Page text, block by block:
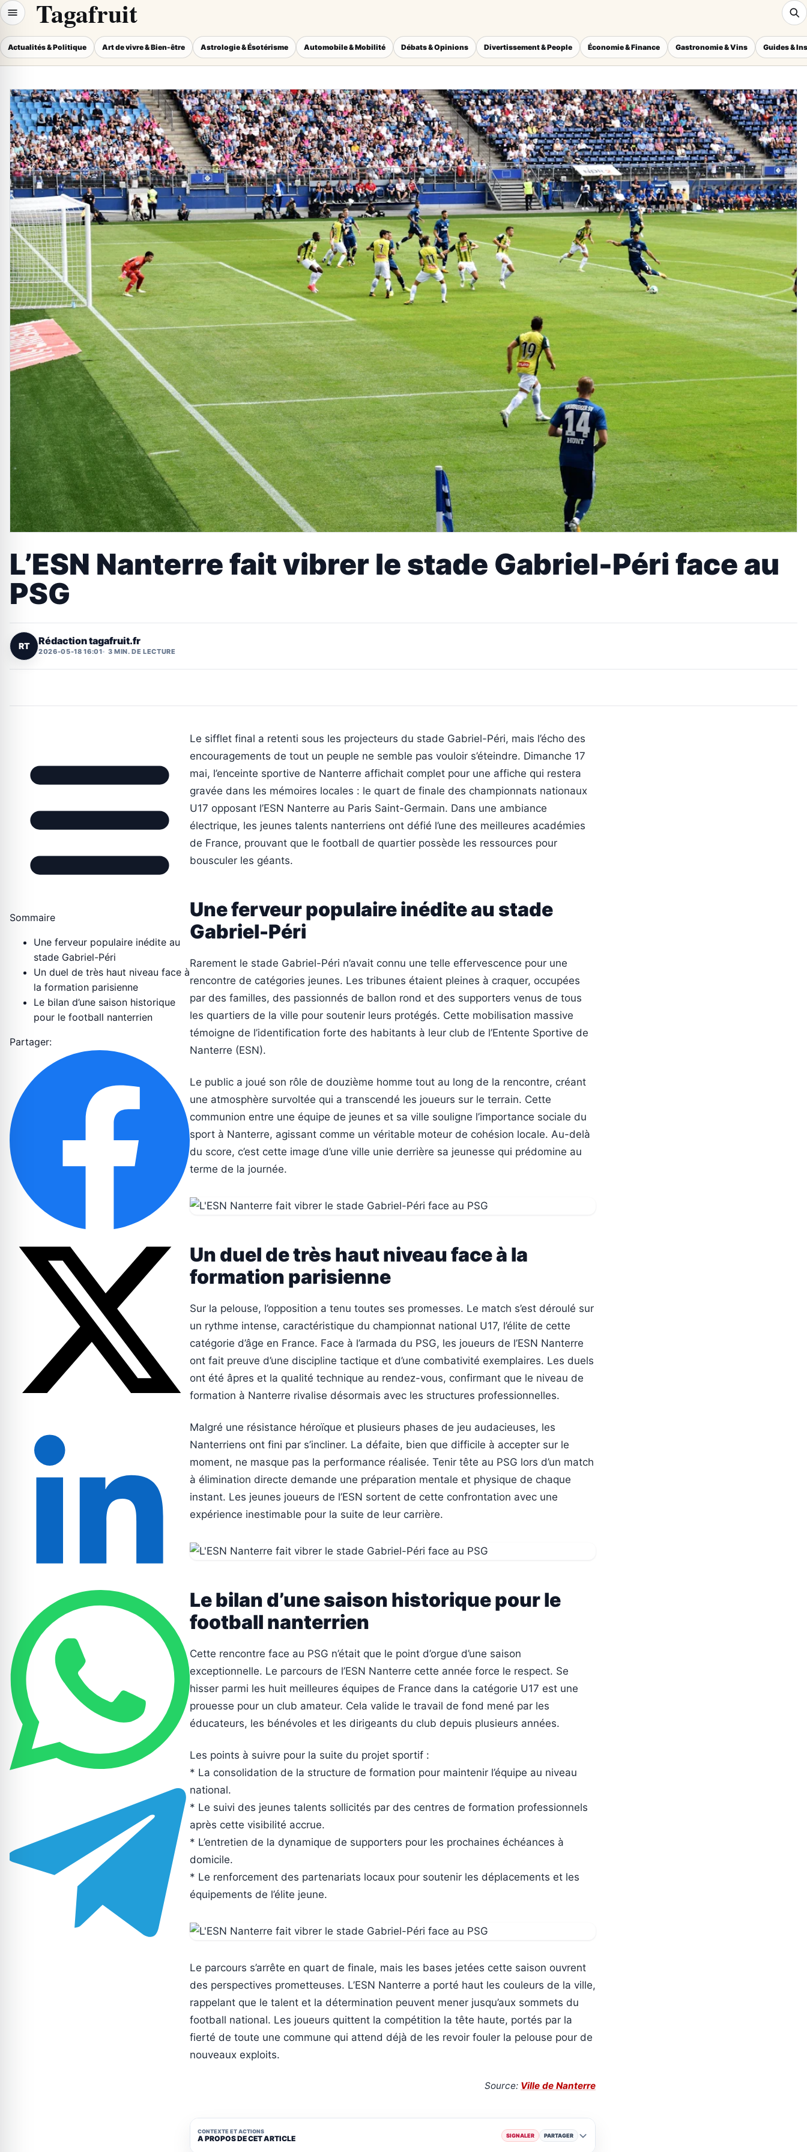
Tagafruit
Actualités & Politique Art de vivre & Bien-être Astrologie & Ésotérisme Automobile & Mobilité Débats & Opinions Divertissement & People Économie & Finance Gastronomie & Vins Guides &
L’ESN Nanterre fait vibrer le stade Gabriel-Péri face au
PSG
RT Rédaction tagafruit.fr
2026-05-18 16:01 3 MIN. DE LECTURE
Sommaire
Une ferveur populaire inédite au
stade Gabriel-Péri
Un duel de très haut niveau face à
la formation parisienne
Le bilan d’une saison historique
pour le football nanterrien
Partager:
Le sifflet final a retenti sous les projecteurs du stade Gabriel-Péri, mais l’écho des
encouragements de tout un peuple ne semble pas vouloir s’éteindre. Dimanche 17
mai, l’enceinte sportive de Nanterre affichait complet pour une affiche qui restera
gravée dans les mémoires locales : le quart de finale des championnats nationaux
U17 opposant l’ESN Nanterre au Paris Saint-Germain. Dans une ambiance
électrique, les jeunes talents nanterriens ont défié l’une des meilleures académies
de France, prouvant que le football de quartier possède les ressources pour
bousculer les géants.
Une ferveur populaire inédite au stade
Gabriel-Péri
Rarement le stade Gabriel-Péri n’avait connu une telle effervescence pour une
rencontre de catégories jeunes. Les tribunes étaient pleines à craquer, occupées
par des familles, des passionnés de ballon rond et des supporters venus de tous
les quartiers de la ville pour soutenir leurs protégés. Cette mobilisation massive
témoigne de l’identification forte des habitants à leur club de l’Entente Sportive de
Nanterre (ESN).
Le public a joué son rôle de douzième homme tout au long de la rencontre, créant
une atmosphère survoltée qui a transcendé les joueurs sur le terrain. Cette
communion entre une équipe de jeunes et sa ville souligne l’importance sociale du
sport à Nanterre, agissant comme un véritable moteur de cohésion locale. Au-delà
du score, c’est cette image d’une ville unie derrière sa jeunesse qui prédomine au
terme de la journée.
Un duel de très haut niveau face à la
formation parisienne
Sur la pelouse, l’opposition a tenu toutes ses promesses. Le match s’est déroulé sur
un rythme intense, caractéristique du championnat national U17, l’élite de cette
catégorie d’âge en France. Face à l’armada du PSG, les joueurs de l’ESN Nanterre
ont fait preuve d’une discipline tactique et d’une combativité exemplaires. Les duels
ont été âpres et la qualité technique au rendez-vous, confirmant que le niveau de
formation à Nanterre rivalise désormais avec les structures professionnelles.
Malgré une résistance héroïque et plusieurs phases de jeu audacieuses, les
Nanterriens ont fini par s’incliner. La défaite, bien que difficile à accepter sur le
moment, ne masque pas la performance réalisée. Tenir tête au PSG lors d’un match
à élimination directe demande une préparation mentale et physique de chaque
instant. Les jeunes joueurs de l’ESN sortent de cette confrontation avec une
expérience inestimable pour la suite de leur carrière.
Le bilan d’une saison historique pour le
football nanterrien
Cette rencontre face au PSG n’était que le point d’orgue d’une saison
exceptionnelle. Le parcours de l’ESN Nanterre cette année force le respect. Se
hisser parmi les huit meilleures équipes de France dans la catégorie U17 est une
prouesse pour un club amateur. Cela valide le travail de fond mené par les
éducateurs, les bénévoles et les dirigeants du club depuis plusieurs années.
Les points à suivre pour la suite du projet sportif :
* La consolidation de la structure de formation pour maintenir l’équipe au niveau
national.
* Le suivi des jeunes talents sollicités par des centres de formation professionnels
après cette visibilité accrue.
* L’entretien de la dynamique de supporters pour les prochaines échéances à
domicile.
* Le renforcement des partenariats locaux pour soutenir les déplacements et les
équipements de l’élite jeune.
Le parcours s’arrête en quart de finale, mais les bases jetées cette saison ouvrent
des perspectives prometteuses. L’ESN Nanterre a porté haut les couleurs de la ville,
rappelant que le talent et la détermination peuvent mener jusqu’aux sommets du
football national. Les joueurs quittent la compétition la tête haute, portés par la
fierté de toute une commune qui attend déjà de les revoir fouler la pelouse pour de
nouveaux exploits.
Source: Ville de Nanterre
CONTEXTE ET ACTIONS
A PROPOS DE CET ARTICLE SIGNALER PARTAGER